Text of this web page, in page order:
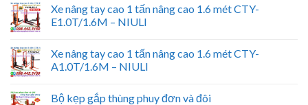
Xe nâng tay cao 1 tấn nâng cao 1.6 mét CTY-
E1.0T/1.6M – NIULI
Xe nâng tay cao 1 tấn nâng cao 1.6 mét CTY-
A1.0T/1.6M – NIULI
Bộ kẹp gắp thùng phuy đơn và đôi